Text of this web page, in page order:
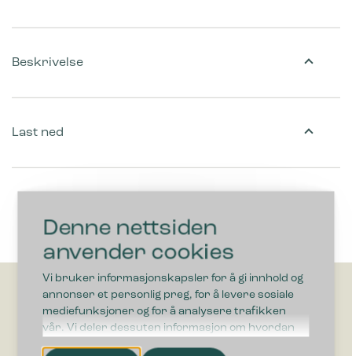
Denne nettsiden
anvender cookies
Vi bruker informasjonskapsler for å gi innhold og
annonser et personlig preg, for å levere sosiale
mediefunksjoner og for å analysere trafikken
vår. Vi deler dessuten informasjon om hvordan
du bruker nettstedet vårt, med partnerne våre
Beskrivelse
Last ned